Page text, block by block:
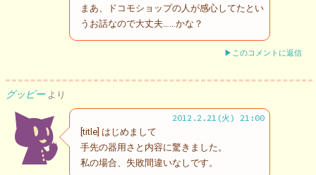
まあ、ドコモショップの人が感心してたとい
うお話なので大丈夫……かな？
▶このコメントに返信
グッピー より
2012.2.21(火) 21:00
[title] はじめまして
手先の器用さと内容に驚きました。
私の場合、失敗間違いなしです。